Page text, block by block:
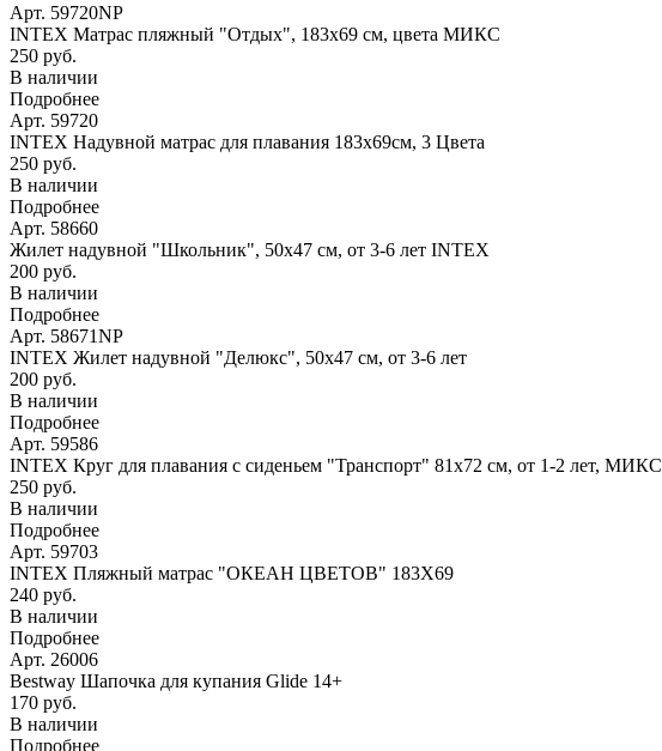
Арт. 59720NP
INTEX Матрас пляжный "Отдых", 183х69 см, цвета МИКС
250 руб.
В наличии
Подробнее
Арт. 59720
INTEX Надувной матрас для плавания 183х69см, 3 Цвета
250 руб.
В наличии
Подробнее
Арт. 58660
Жилет надувной "Школьник", 50х47 см, от 3-6 лет INTEX
200 руб.
В наличии
Подробнее
Арт. 58671NP
INTEX Жилет надувной "Делюкс", 50х47 см, от 3-6 лет
200 руб.
В наличии
Подробнее
Арт. 59586
INTEX Круг для плавания с сиденьем "Транспорт" 81х72 см, от 1-2 лет, МИКС
250 руб.
В наличии
Подробнее
Арт. 59703
INTEX Пляжный матрас "ОКЕАН ЦВЕТОВ" 183Х69
240 руб.
В наличии
Подробнее
Арт. 26006
Bestway Шапочка для купания Glide 14+
170 руб.
В наличии
Подробнее